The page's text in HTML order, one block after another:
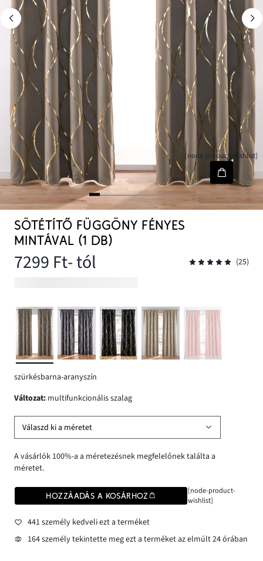
[node-product-wishlist]
SÖTÉTÍTŐ FÜGGÖNY FÉNYES
MINTÁVAL (1 DB)
7299 Ft- tól (25)
szürkésbarna-aranyszín
változat: multifunkcionális szalag
Válaszd ki a méretet
A vásárlók 100%-a a méretezésnek megfelelőnek találta a
méretet.
HOZZÁADÁS A KOSÁRHOZ
[node-product-
wishlist]
441 személy kedveli ezt a terméket
164 személy tekintette meg ezt a terméket az elmúlt 24 órában